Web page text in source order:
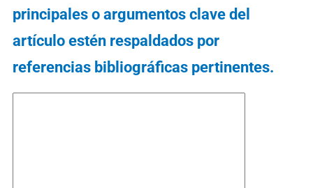
principales o argumentos clave del
artículo estén respaldados por
referencias bibliográficas pertinentes.